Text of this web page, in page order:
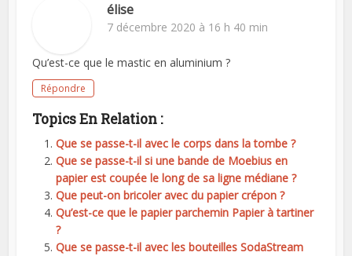
élise
7 décembre 2020 à 16 h 40 min
Qu’est-ce que le mastic en aluminium ?
Répondre
Topics En Relation :
Que se passe-t-il avec le corps dans la tombe ?
Que se passe-t-il si une bande de Moebius en
papier est coupée le long de sa ligne médiane ?
Que peut-on bricoler avec du papier crépon ?
Qu’est-ce que le papier parchemin Papier à tartiner
?
Que se passe-t-il avec les bouteilles SodaStream